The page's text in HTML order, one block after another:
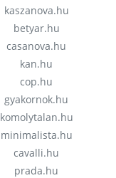
kaszanova.hu
betyar.hu
casanova.hu
kan.hu
cop.hu
gyakornok.hu
komolytalan.hu
minimalista.hu
cavalli.hu
prada.hu